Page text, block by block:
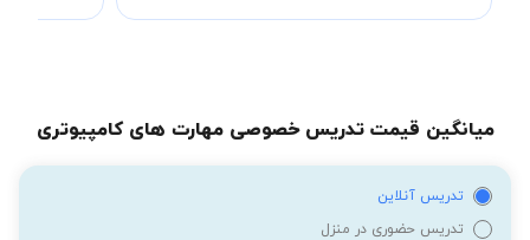
میانگین قیمت تدریس خصوصی مهارت های کامپیوتری
تدریس آنلاین
تدریس حضوری در منزل